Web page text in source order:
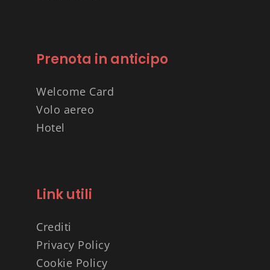
Prenota in anticipo
Welcome Card
Volo aereo
Hotel
Link utili
Crediti
Privacy Policy
Cookie Policy